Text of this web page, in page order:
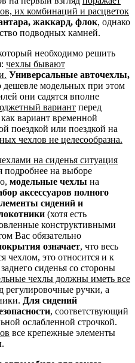
их комбинаций и расцветок
жаккард, флок, однако
подводных камней.
необходимо решить
чехлы бывают
Универсальные авточехлы,
дешевле модельных при этом
они садятся вполне
вариант перед
вариант временной
поездкой или поездкой на
чехлов не целесообразна.
на сиденья ситуация
подробнее на выборе
модельные чехлы на
аксессуаров полного
сидений и
(хотя есть
конструктивными
Вас обязательно
означает, что весь
чехлом, это относится и к
сиденья со стороны
чехлы должны иметь все
регулировочные ручки, а
Для сидений
, соответствующий
ослабленной строчкой.
все крепежные элементы